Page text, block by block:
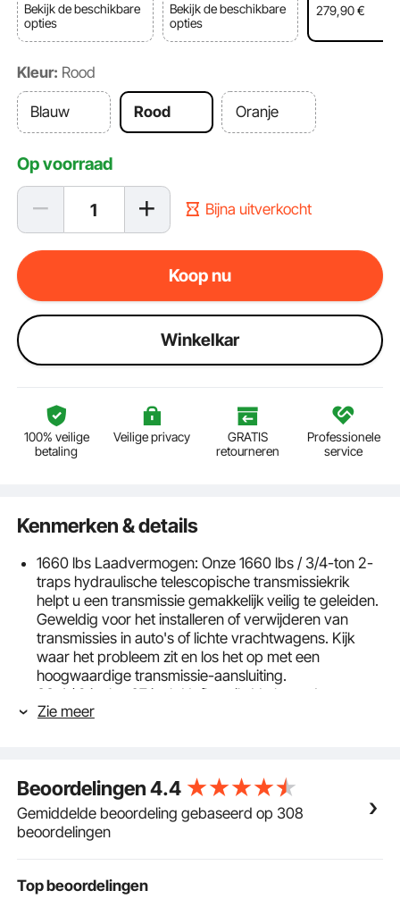
Bekijk de beschikbare
opties
Bekijk de beschikbare
opties
279,90 €
Kleur: Rood
Blauw Rood Oranje
Op voorraad
Bijna uitverkocht
Koop nu
Winkelkar
100% veilige
betaling
Veilige privacy
GRATIS
retourneren
Professionele
service
Kenmerken & details
1660 lbs Laadvermogen: Onze 1660 lbs / 3/4-ton 2-
traps hydraulische telescopische transmissiekrik
helpt u een transmissie gemakkelijk veilig te geleiden.
Geweldig voor het installeren of verwijderen van
transmissies in auto's of lichte vrachtwagens. Kijk
waar het probleem zit en los het op met een
hoogwaardige transmissie-aansluiting.
33-1 / 2 inch - 67 inch Hefbereik: Verbeterde
hydraulische druk voor een groter hefbereik, de
voetpedaal, dus het is gemakkelijker om op te staan
en je handen vrij te maken.
Nauwkeurige Positionering: Het verstelbare zadel
biedt een breed kantelbereik dat u helpt de lading in
graden worden gekanteld. Pas de gewenste hoek en
Zie meer
Beoordelingen4.4
Gemiddelde beoordeling gebaseerd op 308
beoordelingen
Top beoordelingen